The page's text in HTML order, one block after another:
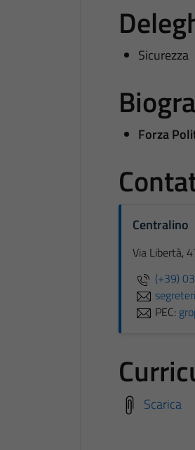
Sicurezza
Forza
Centralino
Via Libertà,
(+39)
PEC:
Scarica